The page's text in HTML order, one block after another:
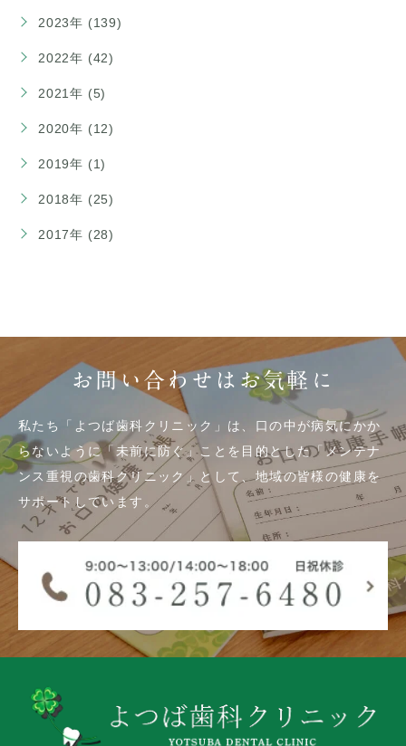
2023年 (139)
2022年 (42)
2021年 (5)
2020年 (12)
2019年 (1)
2018年 (25)
2017年 (28)
お問い合わせはお気軽に
私たち「よつば歯科クリニック」は、口の中が病気にかか
らないように「未前に防ぐ」ことを目的とした「メンテナ
ンス重視の歯科クリニック」として、地域の皆様の健康を
サポートしています。